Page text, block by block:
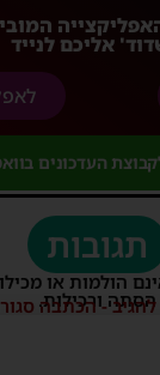
אליכם לנייד
העדכונים
תגובות
הולמות או
הסתה ורכילות.
להגיב - הכתבה